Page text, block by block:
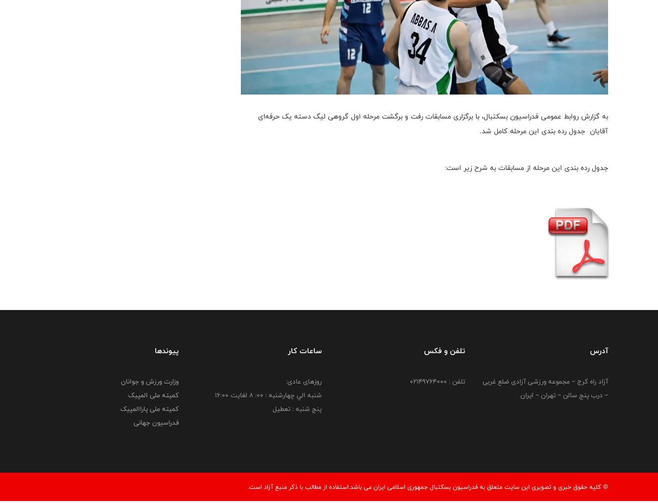
به گزارش روابط عمومی فدراسیون بسکتبال، با برگزاری مسابقات رفت و برگشت مرحله اول گروهی لیگ دسته یک حرفه‌ای
آقایان جدول رده بندی این مرحله کامل شد.
جدول رده بندی این مرحله از مسابقات به شرح زیر است:
آدرس
آزاد راه کرج – مجموعه ورزشی آزادی ضلع غربی
– درب پنج سالن – تهران – ایران
تلفن و فکس
تلفن : 02149764000
ساعات کار
روزهای عادی:
شنبه الي چهارشنبه : 00: 8 لغايت 16:00
پنج شنبه : تعطیل
پیوندها
وزارت ورزش و جوانان
کمیته ملی المپیک
کمیته ملی پاراالمپیک
فدراسیون جهانی
© کليه حقوق خبری و تصويری اين سايت متعلق به فدراسیون بسکتبال جمهوری اسلامی ایران می باشد.استفاده از مطالب با ذكر منبع آزاد است.